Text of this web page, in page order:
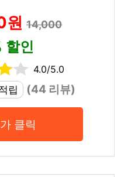
원 14,000
할인
4.0/5.0
립
(44 리뷰)
클릭